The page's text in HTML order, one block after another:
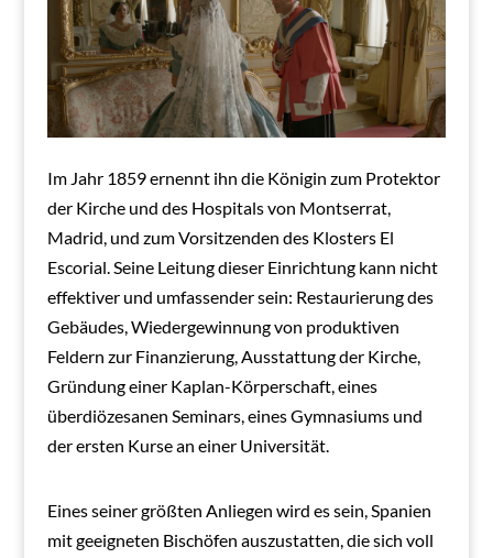
Im Jahr 1859 ernennt ihn die Königin zum Protektor
der Kirche und des Hospitals von Montserrat,
Madrid, und zum Vorsitzenden des Klosters El
Escorial. Seine Leitung dieser Einrichtung kann nicht
effektiver und umfassender sein: Restaurierung des
Gebäudes, Wiedergewinnung von produktiven
Feldern zur Finanzierung, Ausstattung der Kirche,
Gründung einer Kaplan-Körperschaft, eines
überdiözesanen Seminars, eines Gymnasiums und
der ersten Kurse an einer Universität.
Eines seiner größten Anliegen wird es sein, Spanien
mit geeigneten Bischöfen auszustatten, die sich voll